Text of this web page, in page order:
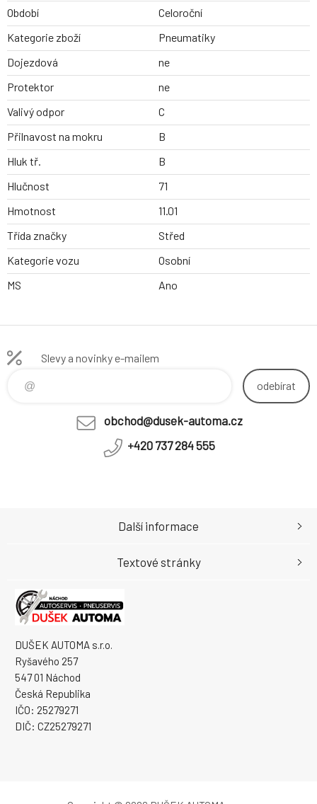
Období
Celoroční
Kategorie zboží
Pneumatiky
Dojezdová
ne
Protektor
ne
Valivý odpor
C
Přilnavost na mokru
B
Hluk tř.
B
Hlučnost
71
Hmotnost
11.01
Třída značky
Střed
Kategorie vozu
Osobní
MS
Ano
Slevy a novinky e-mailem
odebírat
obchod@dusek-automa.cz
+420 737 284 555
DUŠEK AUTOMA s.r.o.
Ryšavého 257
547 01 Náchod
Česká Republika
IČO: 25279271
DIČ: CZ25279271
Další informace
Textové stránky